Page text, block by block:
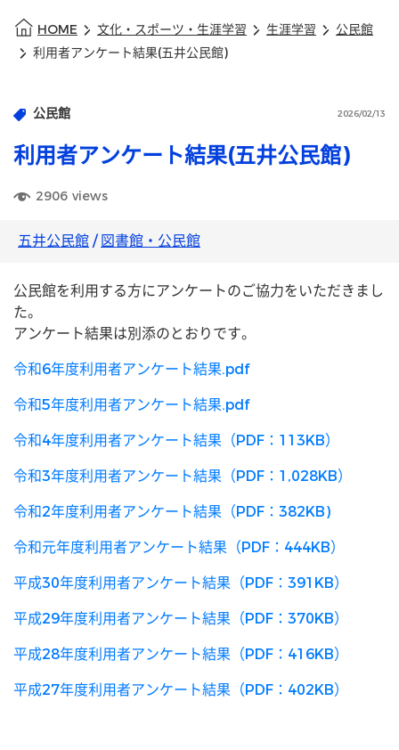
HOME 文化・スポーツ・生涯学習 生涯学習
公民館
利用者アンケート結果(五井公民館)
公民館 2026/02/13
利用者アンケート結果(五井公民館)
2906 views
五井公民館/図書館・公民館
公民館を利用する方にアンケートのご協力をいただきまし
た。
アンケート結果は別添のとおりです。
令和6年度利用者アンケート結果.pdf
令和5年度利用者アンケート結果.pdf
令和4年度利用者アンケート結果（PDF：113KB）
令和3年度利用者アンケート結果（PDF：1,028KB）
令和2年度利用者アンケート結果（PDF：382KB)
令和元年度利用者アンケート結果（PDF：444KB）
平成30年度利用者アンケート結果（PDF：391KB）
平成29年度利用者アンケート結果（PDF：370KB）
平成28年度利用者アンケート結果（PDF：416KB）
平成27年度利用者アンケート結果（PDF：402KB）